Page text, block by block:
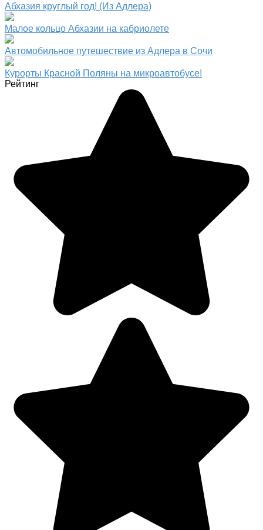
Абхазия круглый год! (Из Адлера)
Малое кольцо Абхазии на кабриолете
Автомобильное путешествие из Адлера в Сочи
Курорты Красной Поляны на микроавтобусе!
Рейтинг